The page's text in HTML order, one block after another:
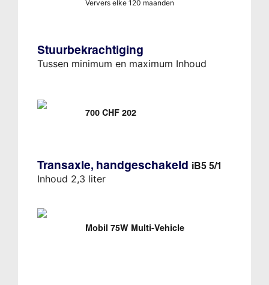
Ververs elke 120 maanden
Stuurbekrachtiging
Tussen minimum en maximum Inhoud
700 CHF 202
Transaxle, handgeschakeld iB5 5/1
Inhoud 2,3 liter
Mobil 75W Multi-Vehicle